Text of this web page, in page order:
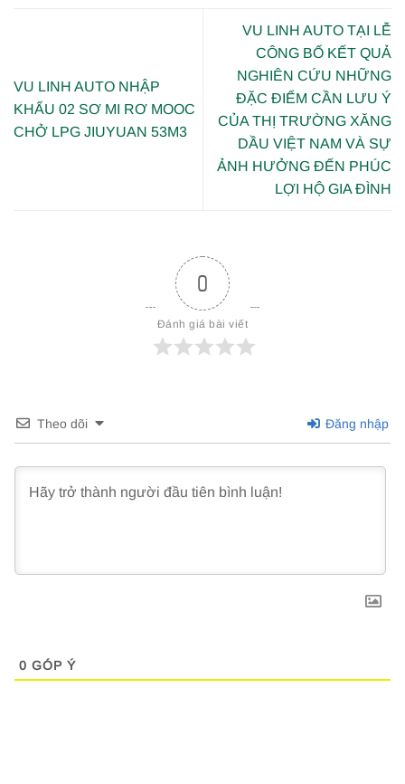
VU LINH AUTO NHẬP
KHẨU 02 SƠ MI RƠ MOOC
CHỞ LPG JIUYUAN 53M3
VU LINH AUTO TẠI LỄ
CÔNG BỐ KẾT QUẢ
NGHIÊN CỨU NHỮNG
ĐẶC ĐIỂM CẦN LƯU Ý
CỦA THỊ TRƯỜNG XĂNG
DẦU VIỆT NAM VÀ SỰ
ẢNH HƯỞNG ĐẾN PHÚC
LỢI HỘ GIA ĐÌNH
0
Đánh giá bài viết
Theo dõi Đăng nhập
0 GÓP Ý